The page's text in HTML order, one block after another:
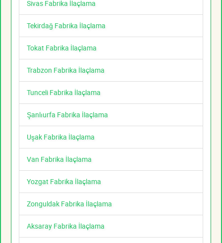
Sivas Fabrika İlaçlama
Tekirdağ Fabrika İlaçlama
Tokat Fabrika İlaçlama
Trabzon Fabrika İlaçlama
Tunceli Fabrika İlaçlama
Şanlıurfa Fabrika İlaçlama
Uşak Fabrika İlaçlama
Van Fabrika İlaçlama
Yozgat Fabrika İlaçlama
Zonguldak Fabrika İlaçlama
Aksaray Fabrika İlaçlama